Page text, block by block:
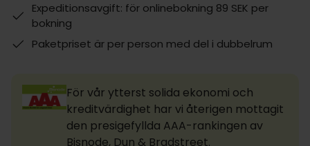
Expeditionsavgift: för onlinebokning 89 SEK per
bokning
Paketpriset är per person med del i dubbelrum
För vår ytterst solida ekonomi och
kreditvärdighet har vi återigen mottagit
den presigefyllda AAA-rankingen av
Bisnode, Dun & Bradstreet.